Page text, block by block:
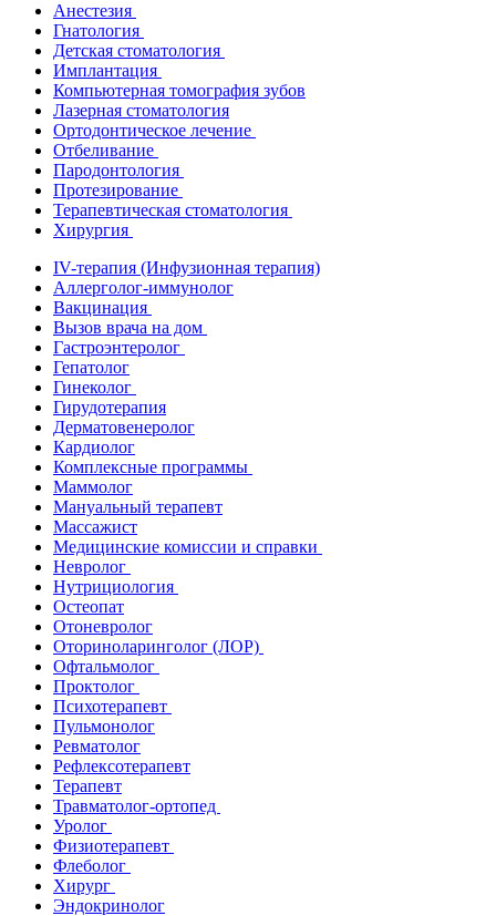
Анестезия
Гнатология
Детская стоматология
Имплантация
Компьютерная томография зубов
Лазерная стоматология
Ортодонтическое лечение
Отбеливание
Пародонтология
Протезирование
Терапевтическая стоматология
Хирургия
IV-терапия (Инфузионная терапия)
Аллерголог-иммунолог
Вакцинация
Вызов врача на дом
Гастроэнтеролог
Гепатолог
Гинеколог
Гирудотерапия
Дерматовенеролог
Кардиолог
Комплексные программы
Маммолог
Мануальный терапевт
Массажист
Медицинские комиссии и справки
Невролог
Нутрициология
Остеопат
Отоневролог
Оториноларинголог (ЛОР)
Офтальмолог
Проктолог
Психотерапевт
Пульмонолог
Ревматолог
Рефлексотерапевт
Терапевт
Травматолог-ортопед
Уролог
Физиотерапевт
Флеболог
Хирург
Эндокринолог